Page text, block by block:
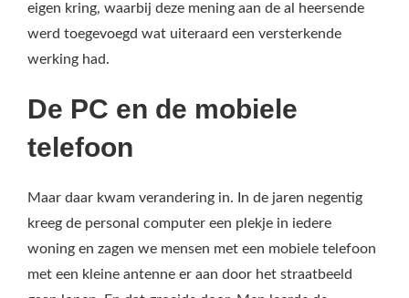
eigen kring, waarbij deze mening aan de al heersende
werd toegevoegd wat uiteraard een versterkende
werking had.
De PC en de mobiele
telefoon
Maar daar kwam verandering in. In de jaren negentig
kreeg de personal computer een plekje in iedere
woning en zagen we mensen met een mobiele telefoon
met een kleine antenne er aan door het straatbeeld